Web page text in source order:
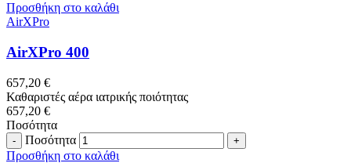
Προσθήκη στο καλάθι
AirXPro
AirXPro 400
657,20 €
Καθαριστές αέρα ιατρικής ποιότητας
657,20 €
Ποσότητα
Ποσότητα
Προσθήκη στο καλάθι